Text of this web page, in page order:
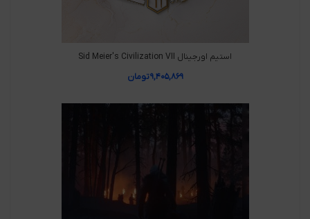
استیم اورجینال Sid Meier's Civilization VII
۹,۴۰۵,۸۶۹تومان